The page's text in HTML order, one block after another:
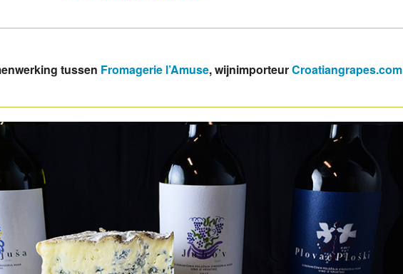
tussen Fromagerie l’Amuse, wijnimporteurCroatiangrapes.com